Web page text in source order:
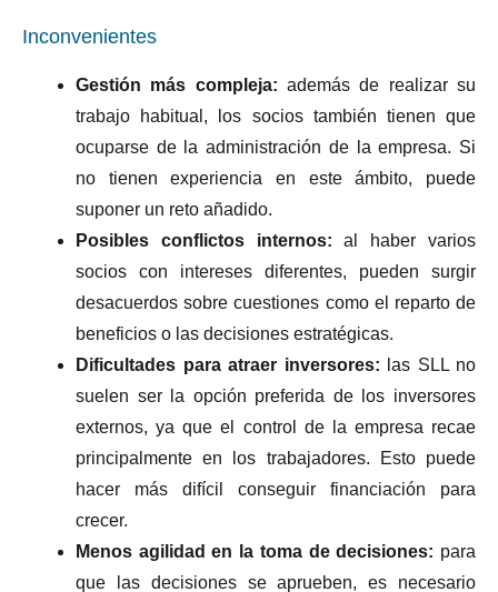
Inconvenientes
Gestión más compleja: además de realizar su
trabajo habitual, los socios también tienen que
ocuparse de la administración de la empresa. Si
no tienen experiencia en este ámbito, puede
suponer un reto añadido.
Posibles conflictos internos: al haber varios
socios con intereses diferentes, pueden surgir
desacuerdos sobre cuestiones como el reparto de
beneficios o las decisiones estratégicas.
Dificultades para atraer inversores: las SLL no
suelen ser la opción preferida de los inversores
externos, ya que el control de la empresa recae
principalmente en los trabajadores. Esto puede
hacer más difícil conseguir financiación para
crecer.
Menos agilidad en la toma de decisiones: para
que las decisiones se aprueben, es necesario